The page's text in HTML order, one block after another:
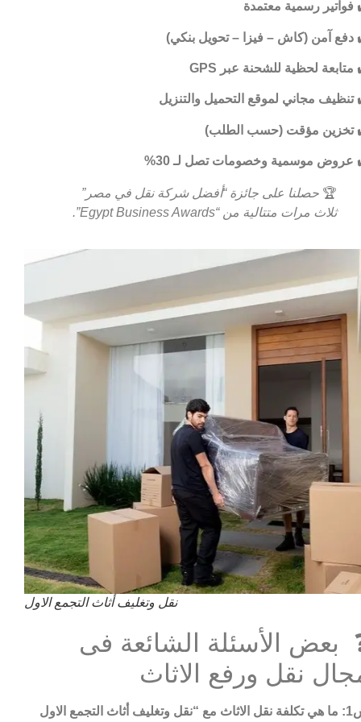
فواتير رسمية معتمدة
دفع آمن (كاش – فيزا – تحويل بنكي)
متابعة لحظية للشحنة عبر GPS
تنظيف مجاني لموقع التحميل والتنزيل
تخزين مؤقت (حسب الطلب)
عروض موسمية وخصومات تصل لـ 30%
🏆 حصلنا على جائزة “أفضل شركة نقل في مصر”
ثلاث مرات متتالية من “Egypt Business Awards”.
نقل وتغليف أثاث التجمع الاول
بعض الأسئلة الشائعة فى
نقل ورفع الاثاث
أثاث التجمع الاول